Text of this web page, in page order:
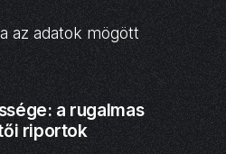
az adatok mögött
a rugalmas
riportok